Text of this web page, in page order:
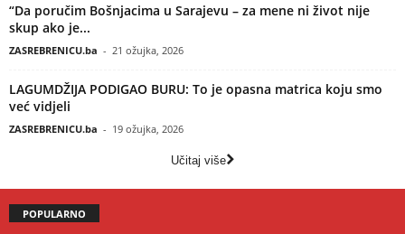
“Da poručim Bošnjacima u Sarajevu – za mene ni život nije
skup ako je...
ZASREBRENICU.ba - 21 ožujka, 2026
LAGUMDŽIJA PODIGAO BURU: To je opasna matrica koju smo
već vidjeli
ZASREBRENICU.ba - 19 ožujka, 2026
Učitaj više
POPULARNO